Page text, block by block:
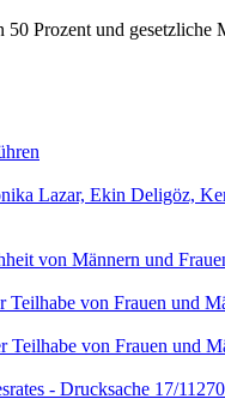
Prozent und
Lazar, Ekin Deligöz,
von Männern und
Teilhabe von Frauen und
Teilhabe von Frauen und
- Drucksache 17/